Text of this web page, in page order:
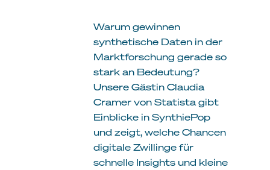
Warum gewinnen
synthetische Daten in der
Marktforschung gerade so
stark an Bedeutung?
Unsere Gästin Claudia
Cramer von Statista gibt
Einblicke in SynthiePop
und zeigt, welche Chancen
digitale Zwillinge für
schnelle Insights und kleine